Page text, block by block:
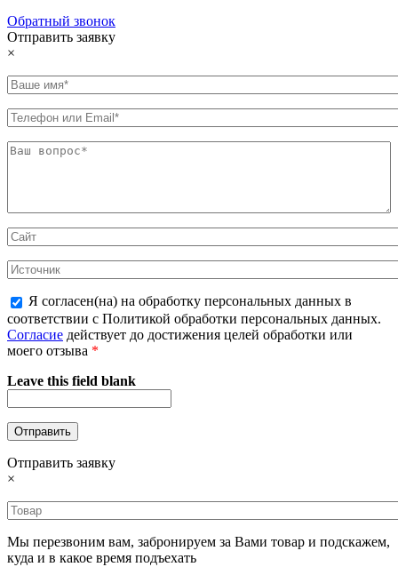
Обратный звонок
Отправить заявку
×
Я согласен(на) на обработку персональных данных в
соответствии с Политикой обработки персональных данных.
Согласие действует до достижения целей обработки или
моего отзыва *
Leave this field blank
Отправить заявку
×
Мы перезвоним вам, забронируем за Вами товар и подскажем,
куда и в какое время подъехать